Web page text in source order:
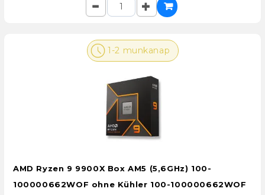
1-2 munkanap
AMD Ryzen 9 9900X Box AM5 (5,6GHz) 100-
100000662WOF ohne Kühler 100-100000662WOF